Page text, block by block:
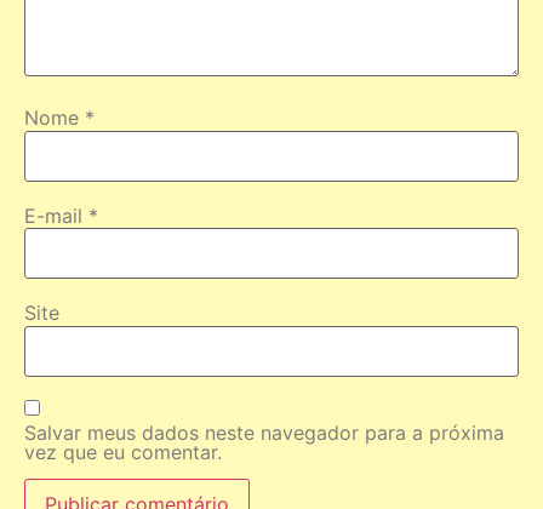
Nome *
E-mail *
Site
Salvar meus dados neste navegador para a próxima
vez que eu comentar.